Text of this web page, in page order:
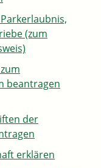
(zum
beantragen
der
erklären